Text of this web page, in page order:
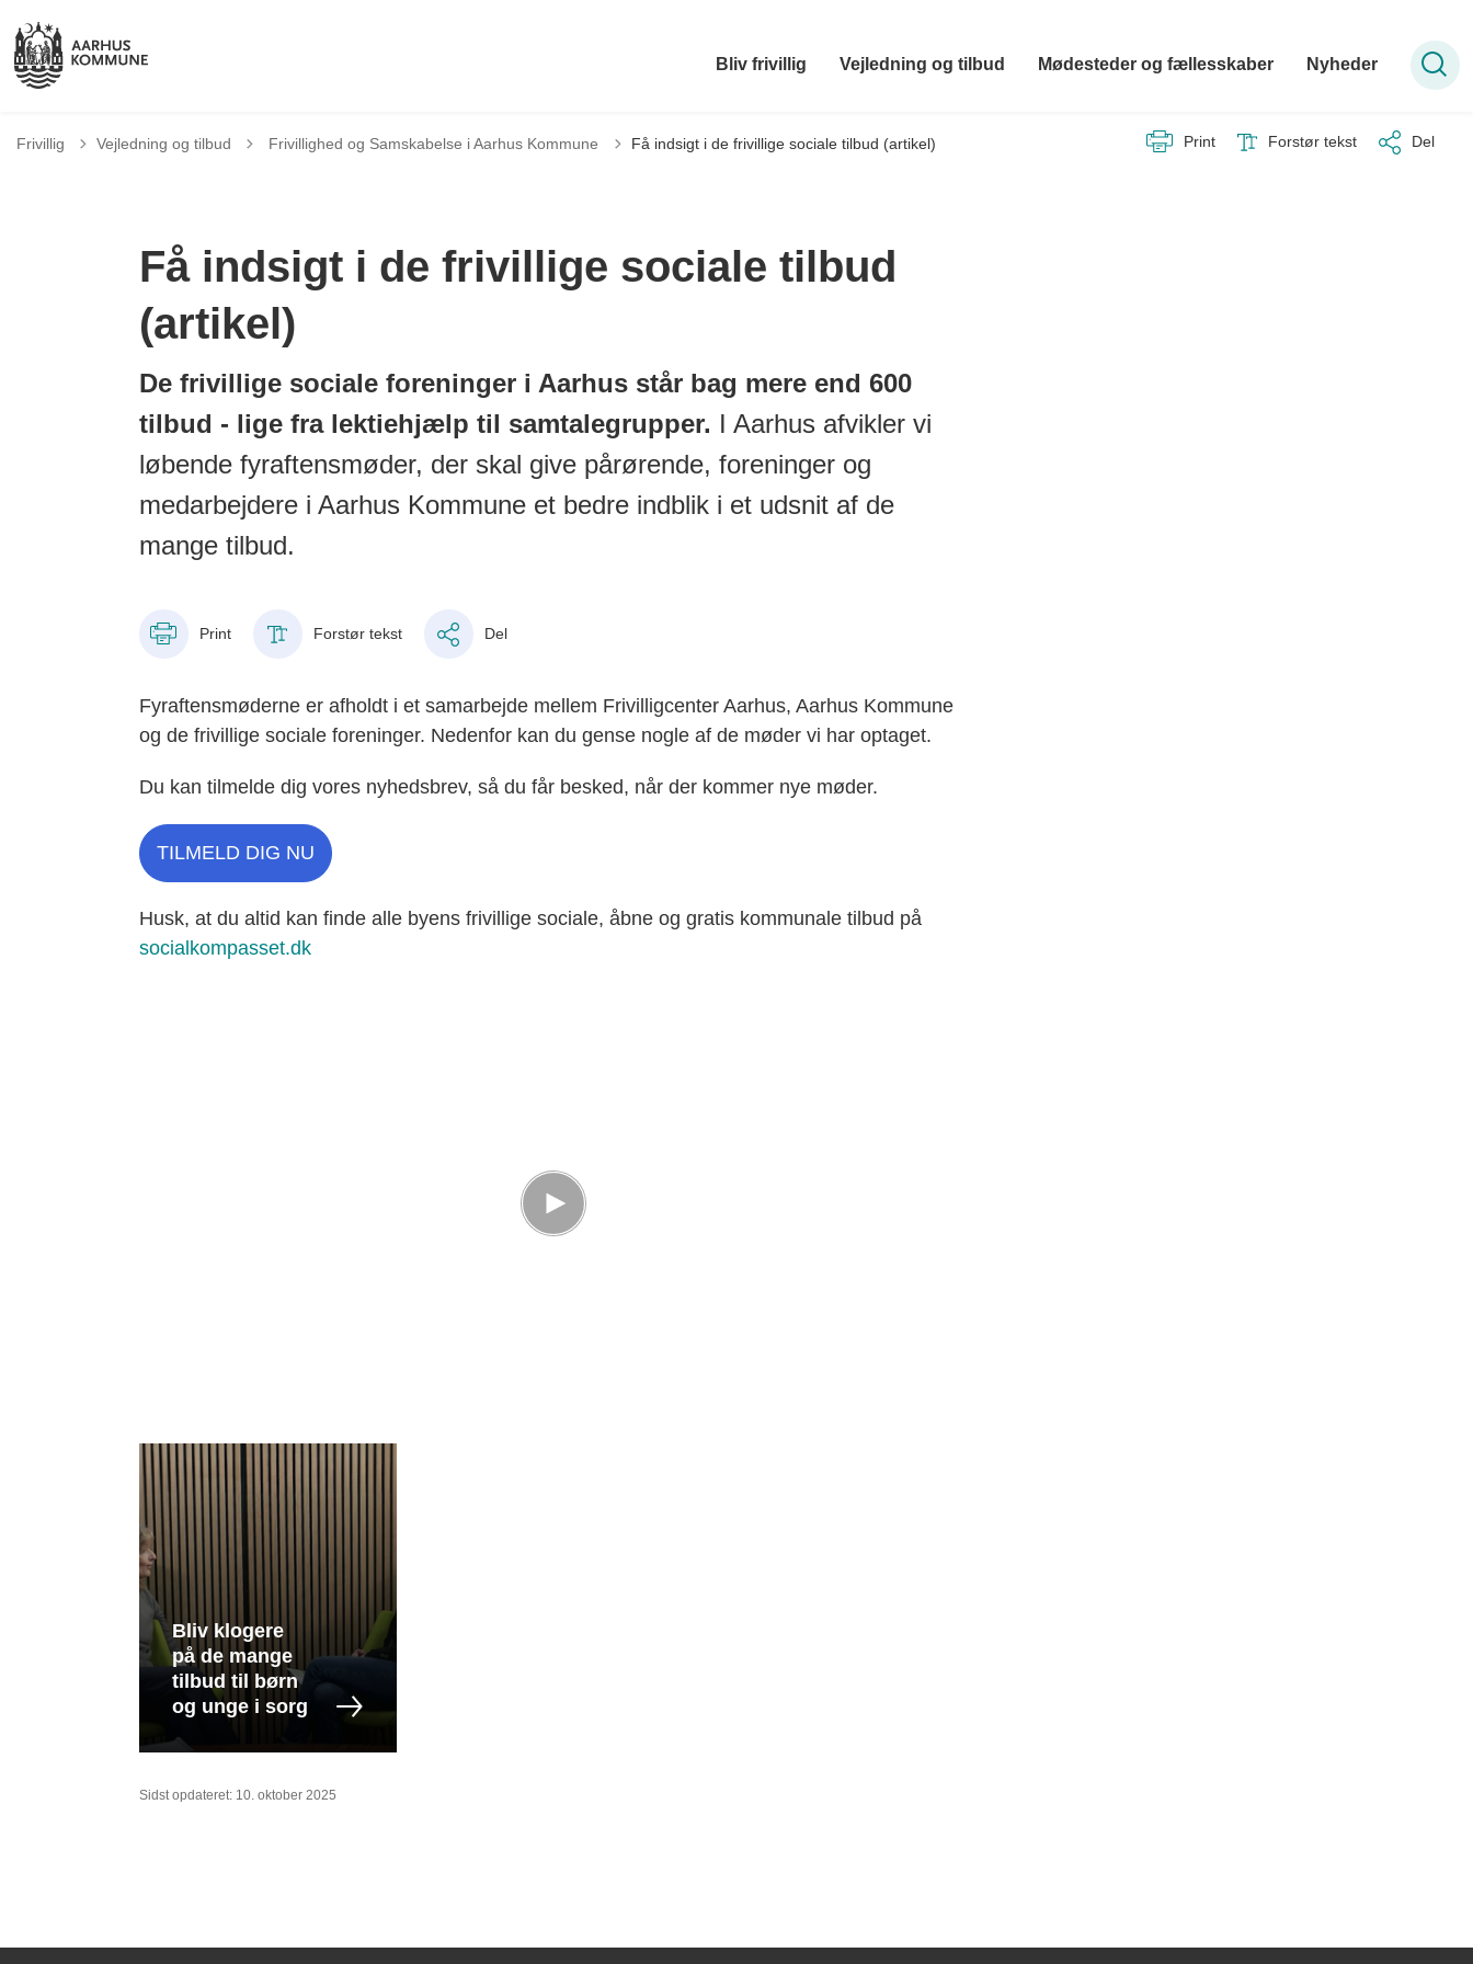
Bliv frivillig Vejledning og tilbud Mødesteder og fællesskaber Nyheder
Frivillig Vejledning og tilbud Tilbage til
Frivillighed og Samskabelse i Aarhus Kommune Få indsigt i de frivillige sociale tilbud (artikel) Print Forstør tekst Del
Få indsigt i de frivillige sociale tilbud
(artikel)
De frivillige sociale foreninger i Aarhus står bag mere end 600
tilbud - lige fra lektiehjælp til samtalegrupper. I Aarhus afvikler vi
løbende fyraftensmøder, der skal give pårørende, foreninger og
medarbejdere i Aarhus Kommune et bedre indblik i et udsnit af de
mange tilbud.
Print Forstør tekst Del
Fyraftensmøderne er afholdt i et samarbejde mellem Frivilligcenter Aarhus, Aarhus Kommune
og de frivillige sociale foreninger. Nedenfor kan du gense nogle af de møder vi har optaget.
Du kan tilmelde dig vores nyhedsbrev, så du får besked, når der kommer nye møder.
TILMELD DIG NU
Husk, at du altid kan finde alle byens frivillige sociale, åbne og gratis kommunale tilbud på
socialkompasset.dk
Bliv klogere
på de mange
tilbud til børn
og unge i sorg
Sidst opdateret: 10. oktober 2025